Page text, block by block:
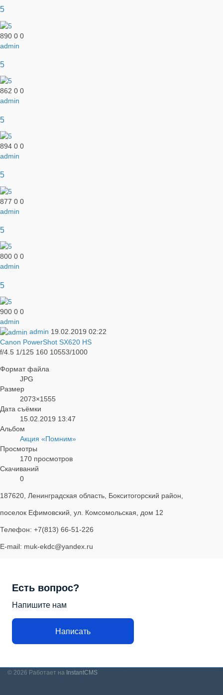
5
890 0 0
admin
5
862 0 0
admin
5
894 0 0
admin
5
877 0 0
admin
5
800 0 0
admin
5
900 0 0
admin
admin 19.02.2019 02:22
Canon PowerShot SX620 HS
f/4.5 1/125 160 10553/1000
Формат файла
JPG
Размер
2073×1555
Дата съёмки
15.02.2019 13:47
Альбом
Акция «Помним»
Просмотры
170 просмотров
Скачиваний
0
187620, Ленинградская область, Бокситогорский район,
поселок Ефимовский, ул. Комсомольская, дом 12
Телефон: +7(813) 66-51-226
E-mail: muk-ekdc@yandex.ru
Есть вопрос?
Напишите нам
Написать
© 2026 Работает на InstantCMS